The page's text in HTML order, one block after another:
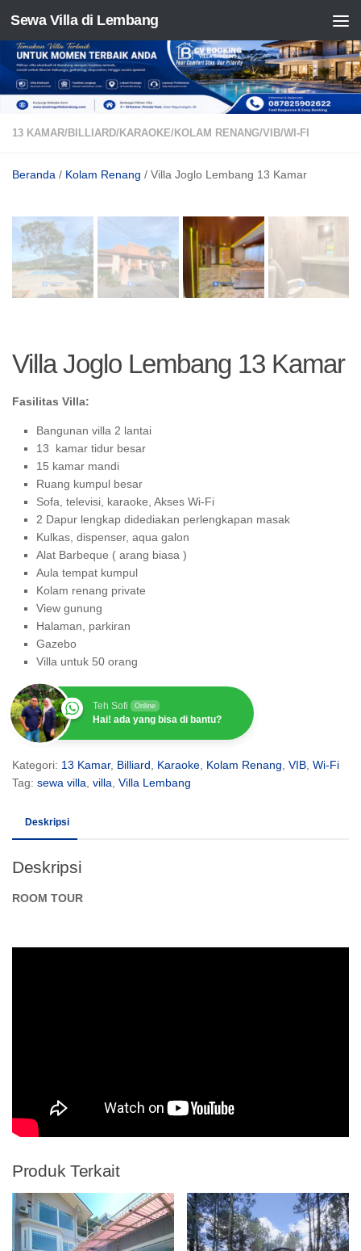
Skip to content
Sewa Villa di Lembang
13 KAMAR/ BILLIARD/ KARAOKE/ KOLAM RENANG/VIB/WI-FI
Beranda / Kolam Renang / Villa Joglo Lembang 13 Kamar
Villa Joglo Lembang 13 Kamar
Fasilitas Villa:
Bangunan villa 2 lantai
13 kamar tidur besar
15 kamar mandi
Ruang kumpul besar
Sofa, televisi, karaoke, Akses Wi-Fi
2 Dapur lengkap didediakan perlengkapan masak
Kulkas, dispenser, aqua galon
Alat Barbeque ( arang biasa )
Aula tempat kumpul
Kolam renang private
View gunung
Halaman, parkiran
Gazebo
Villa untuk 50 orang
Teh Sofi Online
Hai! ada yang bisa di bantu?
Kategori: 13 Kamar, Billiard, Karaoke, Kolam Renang, VIB, Wi-Fi
Tag: sewa villa, villa, Villa Lembang
Deskripsi
Deskripsi
ROOM TOUR
Produk Terkait